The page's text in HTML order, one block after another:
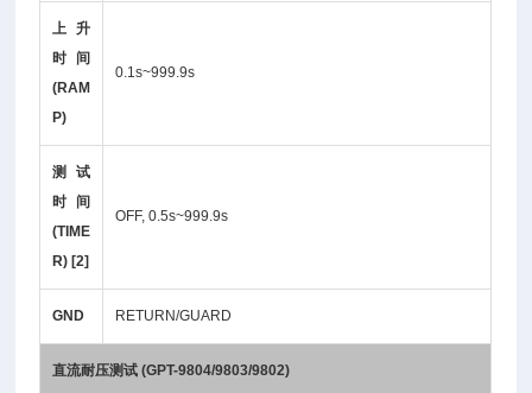
上升
时间
(RAM
P)
0.1s~999.9s
测试
时间
(TIME
R) [2]
OFF, 0.5s~999.9s
GND RETURN/GUARD
直流耐压测试 (GPT-9804/9803/9802)